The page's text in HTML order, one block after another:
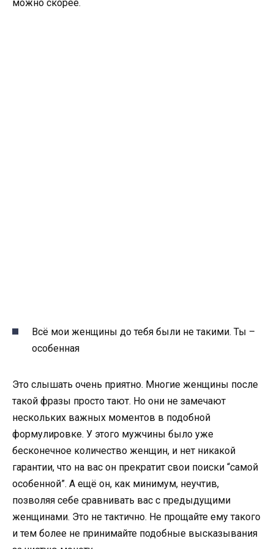
можно скорее.
Всё мои женщины до тебя были не такими. Ты –
особенная
Это слышать очень приятно. Многие женщины после
такой фразы просто тают. Но они не замечают
нескольких важных моментов в подобной
формулировке. У этого мужчины было уже
бесконечное количество женщин, и нет никакой
гарантии, что на вас он прекратит свои поиски “самой
особенной”. А ещё он, как минимум, неучтив,
позволяя себе сравнивать вас с предыдущими
женщинами. Это не тактично. Не прощайте ему такого
и тем более не принимайте подобные высказывания